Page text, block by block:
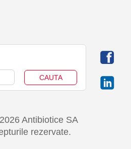
Antibiotice SA
rezervate.